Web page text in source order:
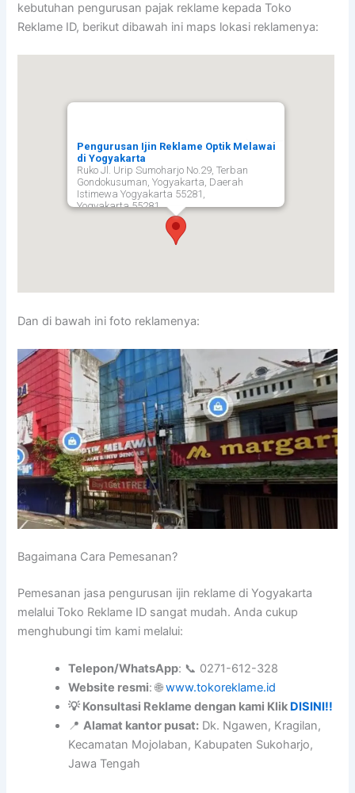
kebutuhan pengurusan pajak reklame kepada Toko
Reklame ID, berikut dibawah ini maps lokasi reklamenya:
Pengurusan Ijin Reklame Optik Melawai
di Yogyakarta
Ruko Jl. Urip Sumoharjo No.29, Terban
Gondokusuman, Yogyakarta, Daerah
Istimewa Yogyakarta 55281,
Yogyakarta 55281
Dan di bawah ini foto reklamenya:
Bagaimana Cara Pemesanan?
Pemesanan jasa pengurusan ijin reklame di Yogyakarta
melalui Toko Reklame ID sangat mudah. Anda cukup
menghubungi tim kami melalui:
Telepon/WhatsApp: 📞 0271-612-328
Website resmi: 🌐www.tokoreklame.id
💡 Konsultasi Reklame dengan kami Klik DISINI!!
📍Alamat kantor pusat: Dk. Ngawen, Kragilan,
Kecamatan Mojolaban, Kabupaten Sukoharjo,
Jawa Tengah